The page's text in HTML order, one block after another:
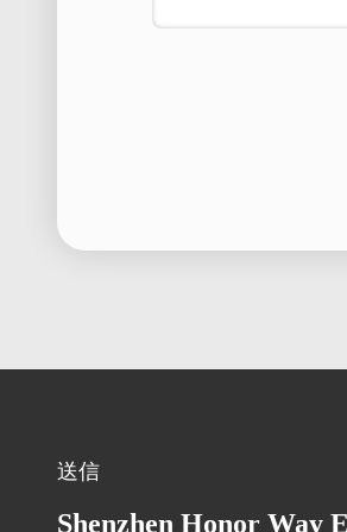
送信
Shenzhen Honor Way